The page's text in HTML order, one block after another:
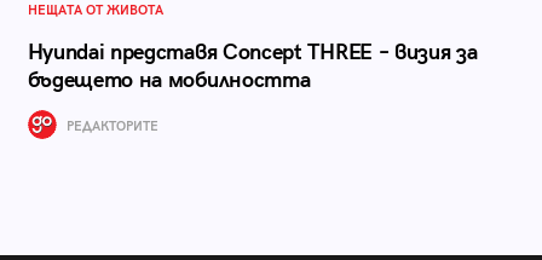
НЕЩАТА ОТ ЖИВОТА
Hyundai представя Concept THREE – визия за
бъдещето на мобилността
РЕДАКТОРИТЕ